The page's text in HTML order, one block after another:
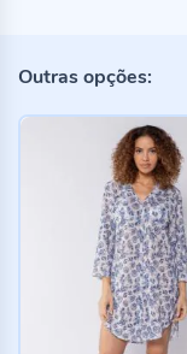
Outras opções: